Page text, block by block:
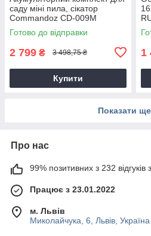
саду міні пила, сікатор
Commandoz CD-009M
Готово до відправки
2 799 ₴ 3 498,75 ₴
Купити
1
Показати ще
Про нас
99% позитивних з 232 відгуків
Працює з 23.01.2022
м. Львів
Миколайчука, 6, Львів, Україна